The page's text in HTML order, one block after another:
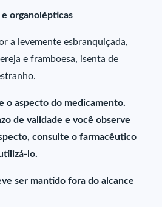
organolépticas
a levemente esbranquiçada,
e framboesa, isenta de
o aspecto do medicamento.
de validade e você observe
consulte o farmacêutico
lo.
ser mantido fora do alcance